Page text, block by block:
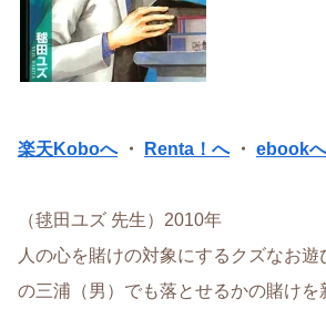
楽天Koboへ・ Renta！へ・ ebookへ
（毬田ユズ 先生）2010年
人の心を賭けの対象にするクズなお
の三浦（男）でも落とせるかの賭けを